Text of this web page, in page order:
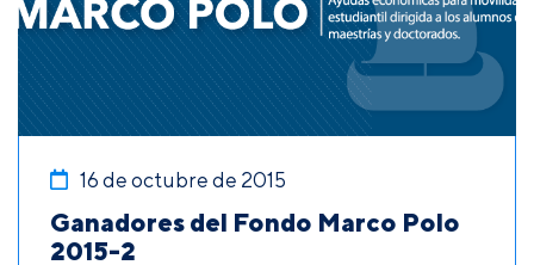
16 de octubre de 2015
Ganadores del Fondo Marco Polo
2015-2